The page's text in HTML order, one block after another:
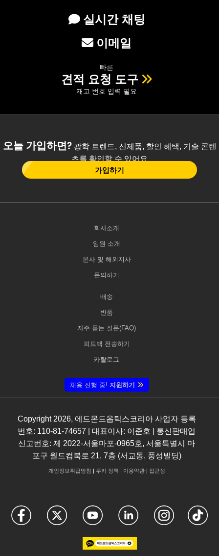
실시간 채팅
이메일
빠른
견적 요청 도구
재고 번호 입력 필요
오늘 가입하면?광학 트렌드, 신제품, 할인 혜택, 기술 콘텐
츠를 확인할 수 있어요
가입하기
회사소개
임원 소개
본사 및 해외지사
문의하기
배송
반품
자주 묻는 질문(FAQ)
피드백 전송하기
카탈로그
채용 진행 중! 지원하기
Copyright2026, 에드몬드옵틱스코리아 사업자 등록
번호: 110-81-74657 | 대표이사: 이준호 | 통신판매업
신고번호: 제 2022-서울마포-0965호, 서울특별시 마
포구 월드컵북로 21, 7층 (서교동, 풍성빌딩)
개인정보취급방침 쿠키 정책 이용약관| 접근성